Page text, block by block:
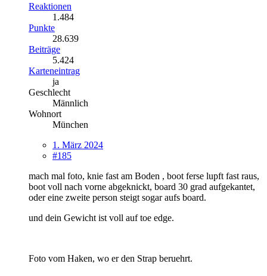
Reaktionen
1.484
Punkte
28.639
Beiträge
5.424
Karteneintrag
ja
Geschlecht
Männlich
Wohnort
München
1. März 2024
#185
mach mal foto, knie fast am Boden , boot ferse lupft fast raus,
boot voll nach vorne abgeknickt, board 30 grad aufgekantet,
oder eine zweite person steigt sogar aufs board.
und dein Gewicht ist voll auf toe edge.
Foto vom Haken, wo er den Strap beruehrt.